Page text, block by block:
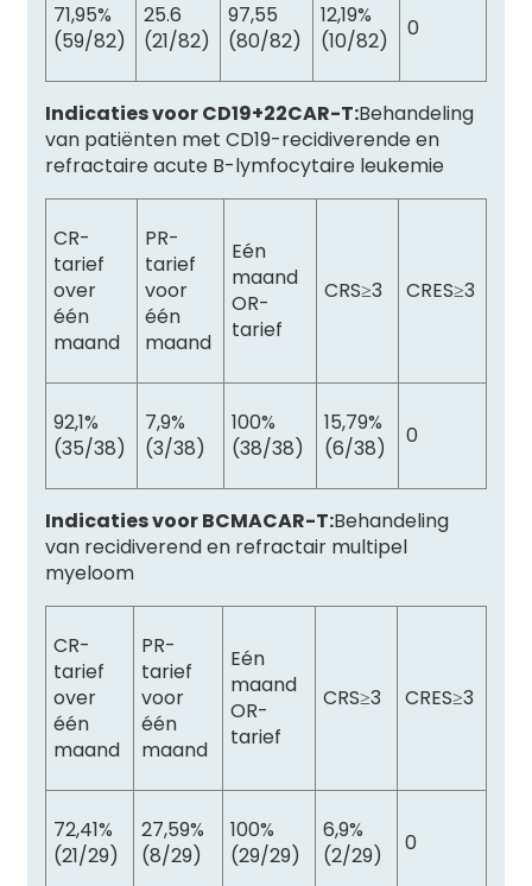
71,95%
(59/82)
25.6
(21/82)
97,55
(80/82)
12,19%
(10/82)
0
Indicaties voor CD19+22CAR-T:Behandeling
van patiënten met CD19-recidiverende en
refractaire acute B-lymfocytaire leukemie
CR-
tarief
over
één
maand
PR-
tarief
voor
één
maand
Eén
maand
OR-
tarief
CRS≥3 CRES≥3
92,1%
(35/38)
7,9%
(3/38)
100%
(38/38)
15,79%
(6/38)
0
Indicaties voor BCMACAR-T:Behandeling
van recidiverend en refractair multipel
myeloom
CR-
tarief
over
één
maand
PR-
tarief
voor
één
maand
Eén
maand
OR-
tarief
CRS≥3 CRES≥3
72,41%
(21/29)
27,59%
(8/29)
100%
(29/29)
6,9%
(2/29)
0